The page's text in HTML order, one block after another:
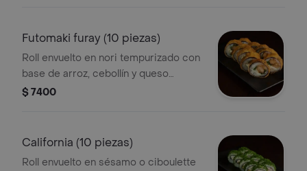
Futomaki furay (10 piezas)
Roll envuelto en nori tempurizado con
base de arroz, cebollín y queso
crema, más una proteína o verdura a
$ 7400
California (10 piezas)
Roll envuelto en sésamo o ciboulette